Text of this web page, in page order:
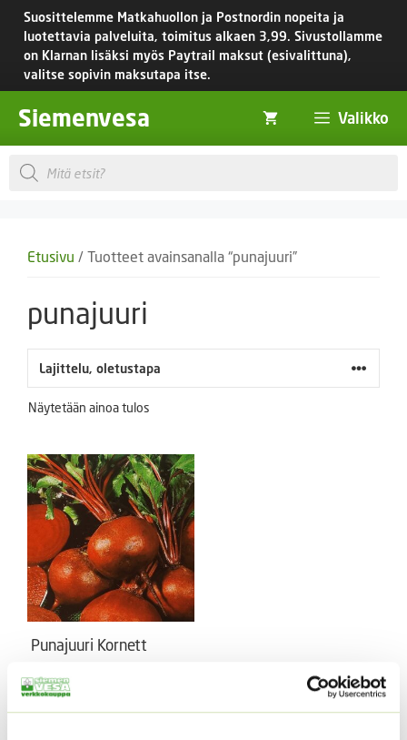
Siirry
sisältöön
Suosittelemme Matkahuollon ja Postnordin nopeita ja
luotettavia palveluita, toimitus alkaen 3,99. Sivustollamme
on Klarnan lisäksi myös Paytrail maksut (esivalittuna),
valitse sopivin maksutapa itse.
Siemenvesa Valikko
Products
search
Etusivu / Tuotteet avainsanalla “punajuuri”
punajuuri
Näytetään ainoa tulos
Punajuuri Kornett
Pyöreä, malto tasainen,
tummanpunainen.